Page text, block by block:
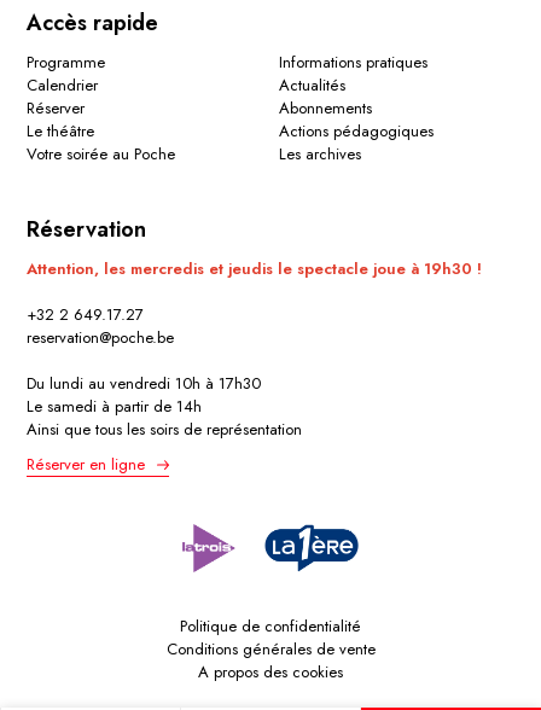
Accès rapide
Programme
Calendrier
Réserver
Le théâtre
Votre soirée au Poche
Informations pratiques
Actualités
Abonnements
Actions pédagogiques
Les archives
Réservation
Attention, les mercredis et jeudis le spectacle joue à 19h30 !
+32 2 649.17.27
reservation@poche.be
Du lundi au vendredi 10h à 17h30
Le samedi à partir de 14h
Ainsi que tous les soirs de représentation
Réserver en ligne
Politique de confidentialité
Conditions générales de vente
A propos des cookies